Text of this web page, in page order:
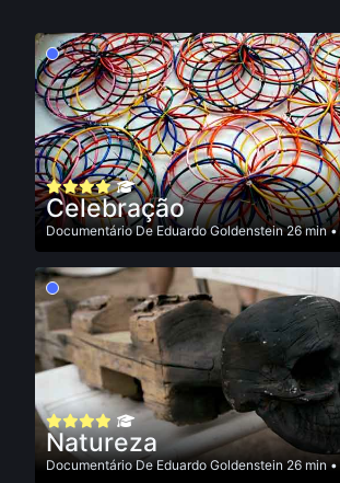
Celebração
DocumentárioDeEduardo Goldenstein26 min •
Natureza
DocumentárioDeEduardo Goldenstein 26 min •